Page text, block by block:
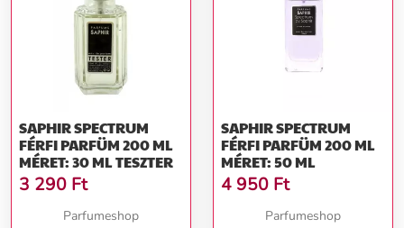
SAPHIR SPECTRUM
FÉRFI PARFÜM 200 ML
MÉRET: 30 ML TESZTER
3 290 Ft
Parfumeshop
SAPHIR SPECTRUM
FÉRFI PARFÜM 200 ML
MÉRET: 50 ML
4 950 Ft
Parfumeshop